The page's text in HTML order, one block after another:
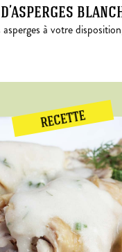
à votre
RECETTE